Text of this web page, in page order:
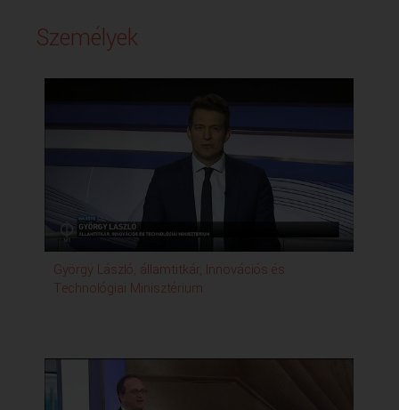
Személyek
György László, államtitkár, Innovációs és
Technológiai Minisztérium